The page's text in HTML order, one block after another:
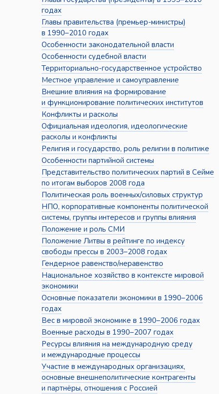
годах
Главы правительства (премьер-министры)
в 1990–2010 годах
Особенности законодательной власти
Особенности судебной власти
Территориально-государственное устройство
Местное управление и самоуправление
Внешние влияния на формирование
и функционирование политических институтов
Конфликты и расколы
Официальная идеология, идеологические
расколы и конфликты
Религия и государство, роль религии в политике
Особенности партийной системы
Представительство политических партий в Сейме
по итогам выборов 2008 года
Политическая роль военных/силовых структур
НПО, корпоративные компоненты политической
системы, группы интересов и группы влияния
Положение и роль СМИ
Положение Литвы в рейтинге по индексу
свободы прессы в 2003–2008 годах
Гендерное равенство/неравенство
Национальное хозяйство в контексте мировой
экономики
Основные показатели экономики в 1990–2006
годах
Вес в мировой экономике в 1990–2006 годах
Военные расходы в 1990–2007 годах
Ресурсы влияния на международную среду
и международные процессы
Участие в международных организациях,
основные внешнеполитические контрагенты
и партнёры, отношения с Россией